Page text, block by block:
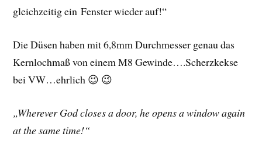
gleichzeitig ein Fenster wieder auf!“
Die Düsen haben mit 6,8mm Durchmesser genau das
Kernlochmaß von einem M8 Gewinde….Scherzkekse
bei VW…ehrlich 😉 😉
„Wherever God closes a door, he opens a window again
at the same time!“